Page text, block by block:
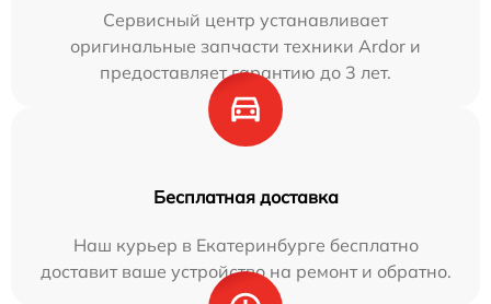
Сервисный центр устанавливает
оригинальные запчасти техники Ardor и
предоставляет гарантию до 3 лет.
Бесплатная доставка
Наш курьер в Екатеринбурге бесплатно
доставит ваше устройство на ремонт и обратно.